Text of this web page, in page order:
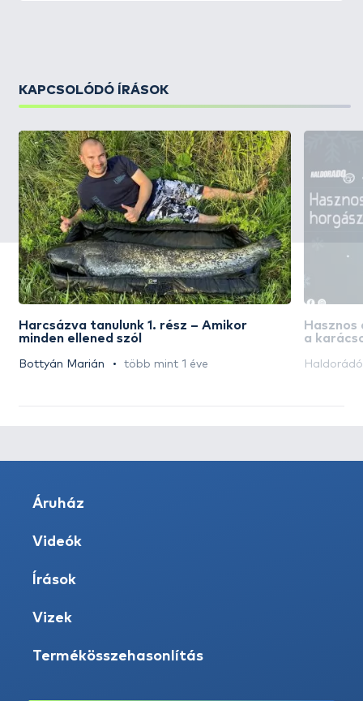
KAPCSOLÓDÓ ÍRÁSOK
Harcsázva tanulunk 1. rész – Amikor
minden ellened szól
Bottyán Marián több mint 1 éve
a
Áruház
Videók
Írások
Vizek
Termékösszehasonlítás